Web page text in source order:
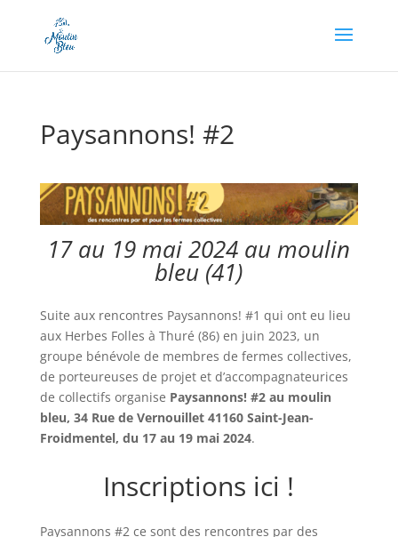
Paysannons! #2
17 au 19 mai 2024 au moulin
bleu (41)
Suite aux rencontres Paysannons! #1 qui ont eu lieu
aux Herbes Folles à Thuré (86) en juin 2023, un
groupe bénévole de membres de fermes collectives,
de porteureuses de projet et d’accompagnateurices
de collectifs organise Paysannons! #2 au moulin
bleu, 34 Rue de Vernouillet 41160 Saint-Jean-
Froidmentel, du 17 au 19 mai 2024.
Inscriptions ici !
Paysannons #2 ce sont des rencontres par des
Appel à dons en cours, soutenez-nous en cliquant